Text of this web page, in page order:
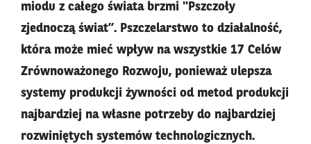
miodu z całego świata brzmi "Pszczoły
zjednoczą świat”. Pszczelarstwo to działalność,
która może mieć wpływ na wszystkie 17 Celów
Zrównoważonego Rozwoju, ponieważ ulepsza
systemy produkcji żywności od metod produkcji
najbardziej na własne potrzeby do najbardziej
rozwiniętych systemów technologicznych.